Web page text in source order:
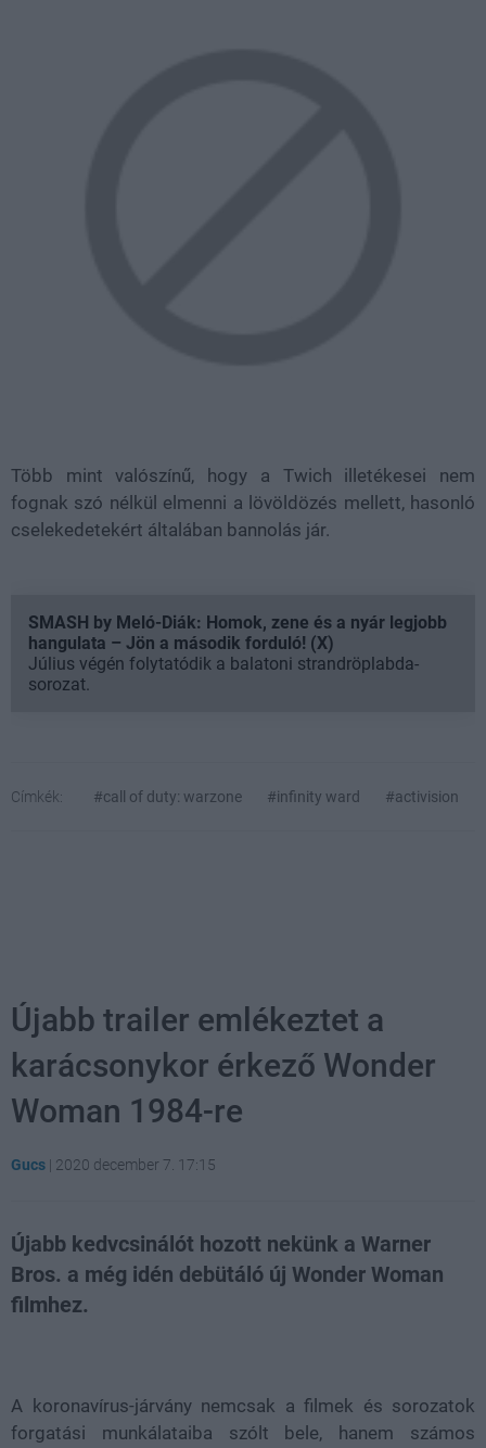
Több mint valószínű, hogy a Twich illetékesei nem
fognak szó nélkül elmenni a lövöldözés mellett, hasonló
cselekedetekért általában bannolás jár.
SMASH by Meló-Diák: Homok, zene és a nyár legjobb
hangulata – Jön a második forduló! (X)
Július végén folytatódik a balatoni strandröplabda-
sorozat.
Címkék: #call of duty: warzone #infinity ward #activision
Újabb trailer emlékeztet a
karácsonykor érkező Wonder
Woman 1984-re
Gucs | 2020 december 7. 17:15
Újabb kedvcsinálót hozott nekünk a Warner
Bros. a még idén debütáló új Wonder Woman
filmhez.
A koronavírus-járvány nemcsak a filmek és sorozatok
forgatási munkálataiba szólt bele, hanem számos